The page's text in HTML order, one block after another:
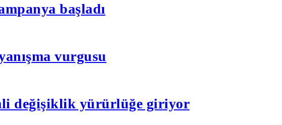
başladı
vurgusu
değişiklik yürürlüğe giriyor